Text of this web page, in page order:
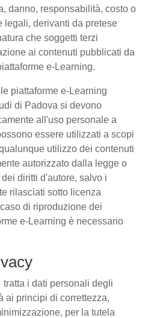
danno, responsabilità, costo o
legali, derivanti da pretese
che soggetti terzi
ai contenuti pubblicati da
e-Learning.
piattaforme e-Learning
di Padova si devono
all'uso personale a
essere utilizzati a scopi
utilizzo dei contenuti
autorizzato dalla legge o
diritti d'autore, salvo i
rilasciati sotto licenza
di riproduzione dei
e-Learning è necessario
tratta i dati personali degli
ai principi di correttezza,
per la tutela